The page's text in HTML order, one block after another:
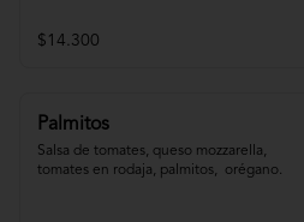
$14.300
Palmitos
Salsa de tomates, queso mozzarella,
tomates en rodaja, palmitos,  orégano.